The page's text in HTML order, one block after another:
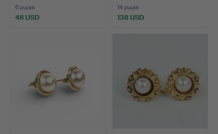
6 pujas
48 USD
14 pujas
138 USD